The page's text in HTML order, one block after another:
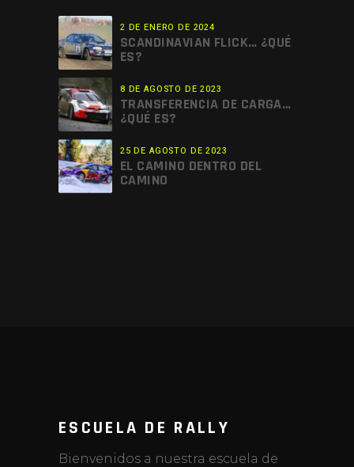
2 DE ENERO DE 2024
SCANDINAVIAN FLICK… ¿QUÉ
ES?
8 DE AGOSTO DE 2023
TRANSFERENCIA DE CARGA…
¿QUÉ ES?
25 DE AGOSTO DE 2023
EL CAMINO DENTRO DEL
CAMINO
ESCUELA DE RALLY
Bienvenidos a nuestra escuela de